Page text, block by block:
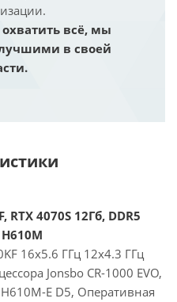
всё, мы
в своей
4070S 12Гб, DDR5
16x5.6 ГГц 12x4.3 ГГц
Jonsbo CR-1000 EVO,
E D5, Оперативная